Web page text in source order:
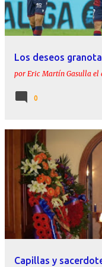
Los deseos
por Eric Martín Gasulla el
0
Capillas y